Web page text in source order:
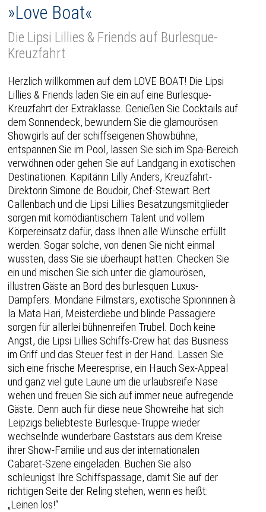
»Love Boat«
Die Lipsi Lillies & Friends auf Burlesque-
Kreuzfahrt
Herzlich willkommen auf dem LOVE BOAT! Die Lipsi
Lillies & Friends laden Sie ein auf eine Burlesque-
Kreuzfahrt der Extraklasse. Genießen Sie Cocktails auf
dem Sonnendeck, bewundern Sie die glamourösen
Showgirls auf der schiffseigenen Showbühne,
entspannen Sie im Pool, lassen Sie sich im Spa-Bereich
verwöhnen oder gehen Sie auf Landgang in exotischen
Destinationen. Kapitänin Lilly Anders, Kreuzfahrt-
Direktorin Simone de Boudoir, Chef-Stewart Bert
Callenbach und die Lipsi Lillies Besatzungsmitglieder
sorgen mit komödiantischem Talent und vollem
Körpereinsatz dafür, dass Ihnen alle Wünsche erfüllt
werden. Sogar solche, von denen Sie nicht einmal
wussten, dass Sie sie überhaupt hatten. Checken Sie
ein und mischen Sie sich unter die glamourösen,
illustren Gäste an Bord des burlesquen Luxus-
Dampfers. Mondäne Filmstars, exotische Spioninnen à
la Mata Hari, Meisterdiebe und blinde Passagiere
sorgen für allerlei bühnenreifen Trubel. Doch keine
Angst, die Lipsi Lillies Schiffs-Crew hat das Business
im Griff und das Steuer fest in der Hand. Lassen Sie
sich eine frische Meeresprise, ein Hauch Sex-Appeal
und ganz viel gute Laune um die urlaubsreife Nase
wehen und freuen Sie sich auf immer neue aufregende
Gäste. Denn auch für diese neue Showreihe hat sich
Leipzigs beliebteste Burlesque-Truppe wieder
wechselnde wunderbare Gaststars aus dem Kreise
ihrer Show-Familie und aus der internationalen
Cabaret-Szene eingeladen. Buchen Sie also
schleunigst Ihre Schiffspassage, damit Sie auf der
richtigen Seite der Reling stehen, wenn es heißt:
„Leinen los!“